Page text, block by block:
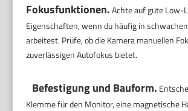
Fokusfunktionen.Achte auf gute Low-
Eigenschaften, wenn du häufig in
arbeitest. Prüfe, ob die Kamera manuellen
zuverlässigen Autofokus bietet.
Befestigung und Bauform.
Klemme für den Monitor, eine magnetische